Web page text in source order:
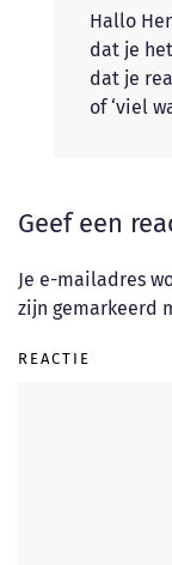
Hallo
dat je
dat je
of ‘viel
Geef een
Je e-mailadres
zijn gemarkeerd
REACTIE